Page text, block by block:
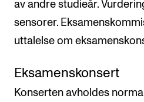
av andre studieår.
sensorer.
uttalelse om
Eksamenskonsert
Konserten avholdes